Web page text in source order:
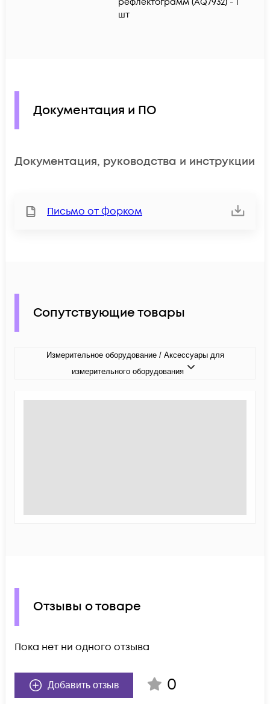
шт
Документация и ПО
Документация, руководства и инструкции
Письмо от Форком
Сопутствующие товары
Измерительное оборудование / Аксессуары для
измерительного оборудования
Отзывы о товаре
Пока нет ни одного отзыва
Добавить отзыв 0